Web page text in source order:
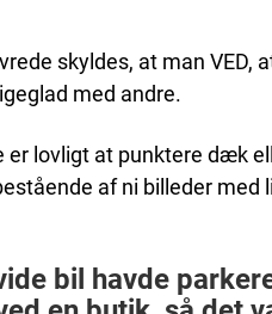
skyldes, at man VED,
med andre.
er lovligt at punktere dæk
af ni billeder med
bil havde